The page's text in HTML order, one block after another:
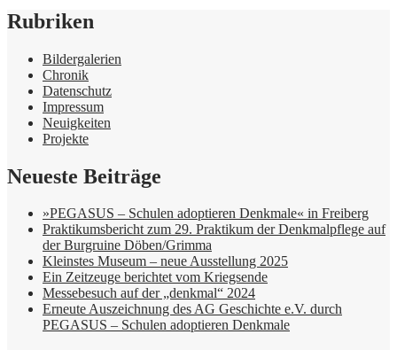
Rubriken
Bildergalerien
Chronik
Datenschutz
Impressum
Neuigkeiten
Projekte
Neueste Beiträge
»PEGASUS – Schulen adoptieren Denkmale« in Freiberg
Praktikumsbericht zum 29. Praktikum der Denkmalpflege auf
der Burgruine Döben/Grimma
Kleinstes Museum – neue Ausstellung 2025
Ein Zeitzeuge berichtet vom Kriegsende
Messebesuch auf der „denkmal“ 2024
Erneute Auszeichnung des AG Geschichte e.V. durch
PEGASUS – Schulen adoptieren Denkmale